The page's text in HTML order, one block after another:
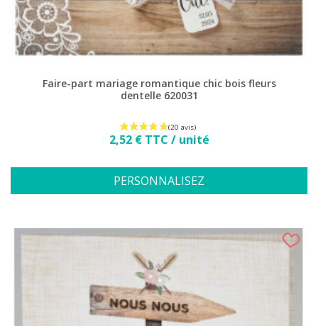
Faire-part mariage romantique chic bois fleurs
dentelle 620031
Prix
2,52 € TTC / unité
PERSONNALISEZ